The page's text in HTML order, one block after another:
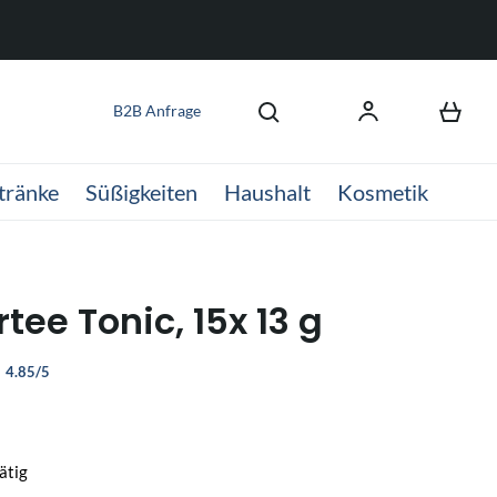
B2B Anfrage
Süßigkeiten Haushalt Kosmetik
Tonic, 15x 13 g
4.85/5